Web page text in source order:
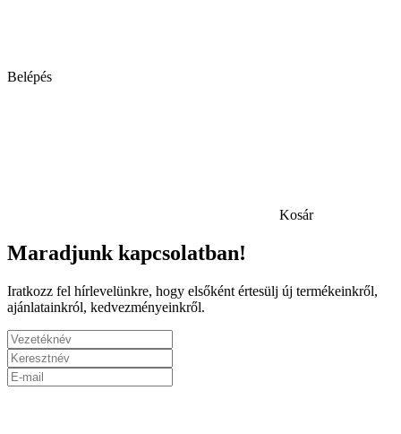
Belépés
Kosár
Maradjunk kapcsolatban!
Iratkozz fel hírlevelünkre, hogy elsőként értesülj új termékeinkről,
ajánlatainkról, kedvezményeinkről.